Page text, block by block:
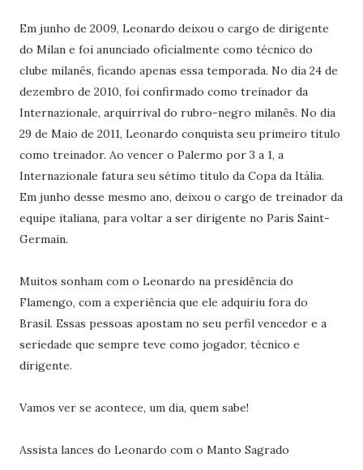
Em junho de 2009, Leonardo deixou o cargo de dirigente
do Milan e foi anunciado oficialmente como técnico do
clube milanês, ficando apenas essa temporada. No dia 24 de
dezembro de 2010, foi confirmado como treinador da
Internazionale, arquirrival do rubro-negro milanês. No dia
29 de Maio de 2011, Leonardo conquista seu primeiro título
como treinador. Ao vencer o Palermo por 3 a 1, a
Internazionale fatura seu sétimo título da Copa da Itália.
Em junho desse mesmo ano, deixou o cargo de treinador da
equipe italiana, para voltar a ser dirigente no Paris Saint-
Germain.
Muitos sonham com o Leonardo na presidência do
Flamengo, com a experiência que ele adquiriu fora do
Brasil. Essas pessoas apostam no seu perfil vencedor e a
seriedade que sempre teve como jogador, técnico e
dirigente.
Vamos ver se acontece, um dia, quem sabe!
Assista lances do Leonardo com o Manto Sagrado